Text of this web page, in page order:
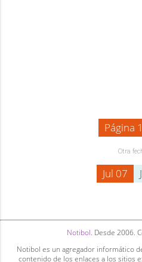
Página 1
Otra
Jul 07
Notibol. Desde 2006.
Notibol es un agregador informático
contenido de los enlaces a los sitios